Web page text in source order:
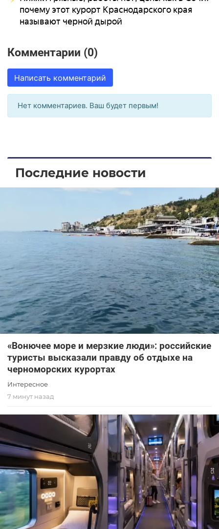
почему этот курорт Краснодарского края
называют черной дырой
Комментарии (0)
Написать комментарий
Нет комментариев. Ваш будет первым!
Последние новости
«Вонючее море и мерзкие люди»: российские
туристы высказали правду об отдыхе на
черноморских курортах
Интересное
7 минут назад